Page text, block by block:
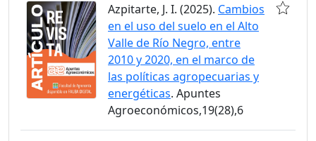
Azpitarte, J. I. (2025). Cambios
en el uso del suelo en el Alto
Valle de Río Negro, entre
2010 y 2020, en el marco de
las políticas agropecuarias y
energéticas. Apuntes
Agroeconómicos,19(28),6